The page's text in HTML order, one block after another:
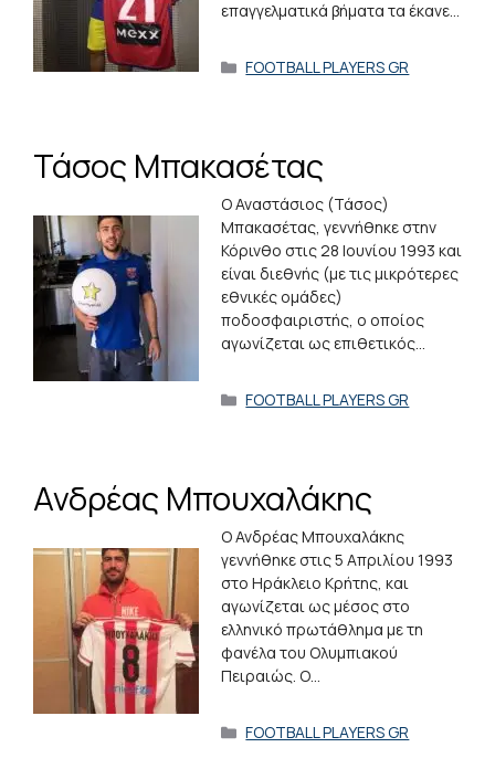
επαγγελματικά βήματα τα έκανε…
Κατηγορίες
FOOTBALL PLAYERS GR
Τάσος Μπακασέτας
O Αναστάσιος (Τάσος)
Μπακασέτας, γεννήθηκε στην
Κόρινθο στις 28 Ιουνίου 1993 και
είναι διεθνής (με τις μικρότερες
εθνικές ομάδες)
ποδοσφαιριστής, ο οποίος
αγωνίζεται ως επιθετικός…
Κατηγορίες
FOOTBALL PLAYERS GR
Ανδρέας Μπουχαλάκης
Ο Ανδρέας Μπουχαλάκης
γεννήθηκε στις 5 Απριλίου 1993
στο Ηράκλειο Κρήτης, και
αγωνίζεται ως μέσος στο
ελληνικό πρωτάθλημα με τη
φανέλα του Ολυμπιακού
Πειραιώς. Ο…
Κατηγορίες
FOOTBALL PLAYERS GR